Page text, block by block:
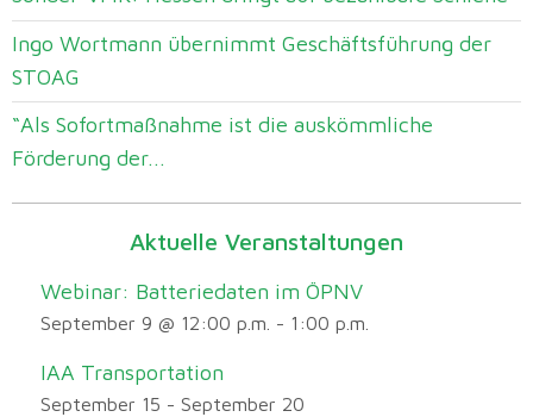
Ingo Wortmann übernimmt Geschäftsführung der
STOAG
“Als Sofortmaßnahme ist die auskömmliche
Förderung der...
Aktuelle Veranstaltungen
Webinar: Batteriedaten im ÖPNV
September 9 @ 12:00 p.m. - 1:00 p.m.
IAA Transportation
September 15 - September 20